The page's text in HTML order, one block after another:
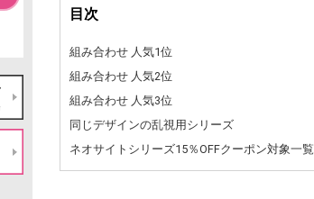
目次
組み合わせ 人気1位
組み合わせ 人気2位
組み合わせ 人気3位
同じデザインの乱視用シリーズ
ネオサイトシリーズ15％OFFクーポン対象一覧